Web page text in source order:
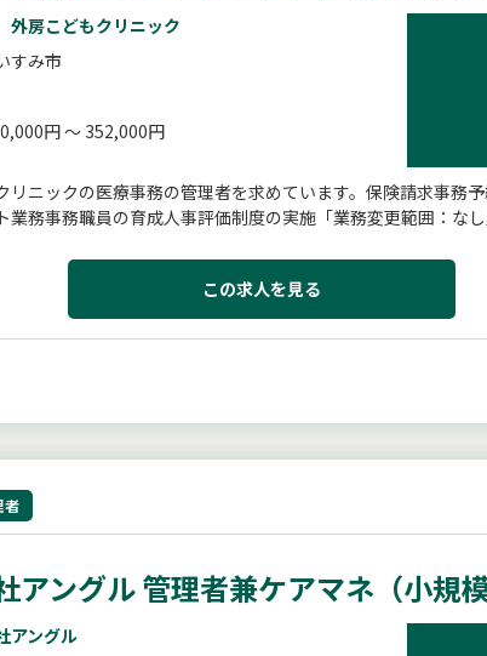
房こどもクリニック
すみ市
円 ～ 352,000円
リニックの医療事務の管理者を求めています。保険請求事務
業務事務職員の育成人事評価制度の実施「業務変更範囲：なし
この求人を見る
者
アングル 管理者兼ケアマネ（小規模
アングル